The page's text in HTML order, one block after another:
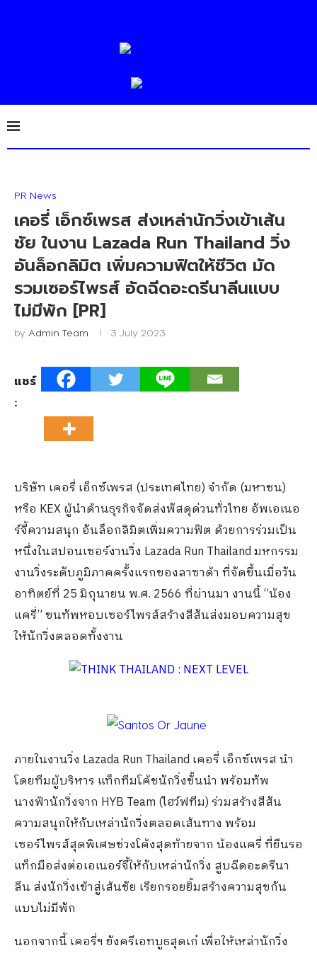
PR News
เคอรี่ เอ็กซ์เพรส ส่งเหล่านักวิ่งเข้าเส้น
ชัย ในงาน Lazada Run Thailand วิ่ง
อันล็อกลิมิต เพิ่มความฟิตให้ชีวิต มัด
รวมเซอร์ไพรส์ อัดฉีดอะดรีนาลีนแบบ
ไม่มีพัก [PR]
by Admin Team 3 July 2023
แชร์
:
บริษัท เคอรี่ เอ็กซ์เพรส (ประเทศไทย) จำกัด (มหาชน)
หรือ KEX ผู้นำด้านธุรกิจจัดส่งพัสดุด่วนทั่วไทย อัพเอเนอ
ร์จี้ความสนุก อันล็อกลิมิตเพิ่มความฟิต ด้วยการร่วมเป็น
หนึ่งในสปอนเซอร์งานวิ่ง Lazada Run Thailand มหกรรม
งานวิ่งระดับภูมิภาคครั้งแรกของลาซาด้า ที่จัดขึ้นเมื่อวัน
อาทิตย์ที่ 25 มิถุนายน พ.ศ. 2566 ที่ผ่านมา งานนี้ “น้อง
แครี่” ขนทัพหอบเซอร์ไพรส์สร้างสีสันส่งมอบความสุข
ให้นักวิ่งตลอดทั้งงาน
ภายในงานวิ่ง Lazada Run Thailand เคอรี่ เอ็กซ์เพรส นำ
โดยทีมผู้บริหาร แท็กทีมโค้ชนักวิ่งชั้นนำ พร้อมทัพ
นางฟ้านักวิ่งจาก HYB Team (ไฮว์ฟทีม) ร่วมสร้างสีสัน
ความสนุกให้กับเหล่านักวิ่งตลอดเส้นทาง พร้อม
เซอร์ไพรส์สุดพิเศษช่วงโค้งสุดท้ายจาก น้องแครี่ ที่ยืนรอ
แท็กมือส่งต่อเอเนอร์จี้ให้กับเหล่านักวิ่ง สูบฉีดอะดรีนา
ลีน ส่งนักวิ่งเข้าสู่เส้นชัย เรียกรอยยิ้มสร้างความสุขกัน
แบบไม่มีพัก
นอกจากนี้ เคอรี่ฯ ยังครีเอทบูธสุดเก๋ เพื่อให้เหล่านักวิ่ง